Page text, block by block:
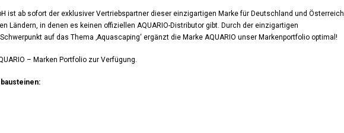
ist ab sofort der exklusiver Vertriebspartner dieser einzigartigen Marke für Deutschland und Österreich
Ländern, in denen es keinen offiziellen AQUARIO-Distributor gibt. Durch der einzigartigen
auf das Thema ‚Aquascaping‘ ergänzt die Marke AQUARIO unser Markenportfolio optimal!
– Marken Portfolio zur Verfügung.